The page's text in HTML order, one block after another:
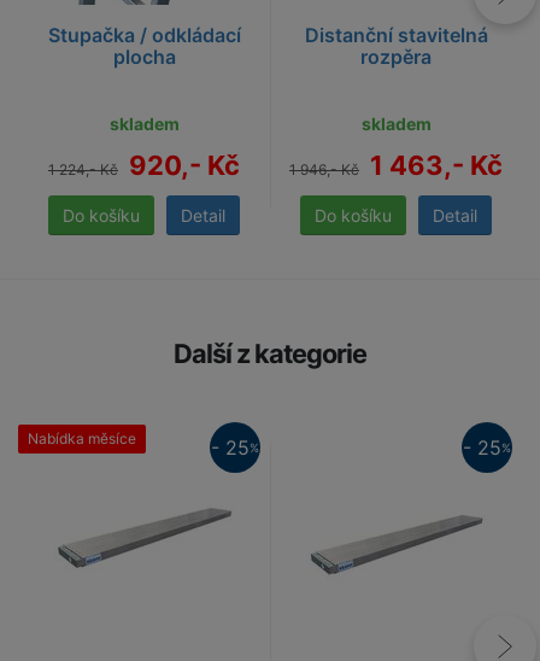
Stupačka / odkládací
plocha
skladem
1 224,- Kč 920,- Kč
Detail
Distanční stavitelná
rozpěra
skladem
1 946,- Kč 1 463,- Kč
Detail
Další z kategorie
Nabídka měsíce
- 25% - 25%